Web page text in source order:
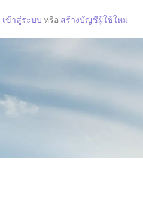
เข้าสู่ระบบ หรือ สร้างบัญชีผู้ใช้ใหม่